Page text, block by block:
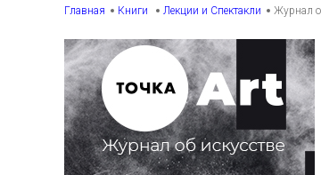
Главная Книги Лекции и Спектакли Журнал